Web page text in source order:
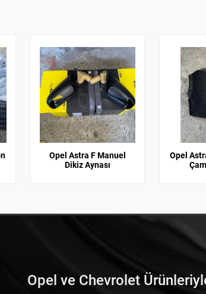
Opel Astra F Manuel
Dikiz Aynası
Opel
Opel ve Chevrolet